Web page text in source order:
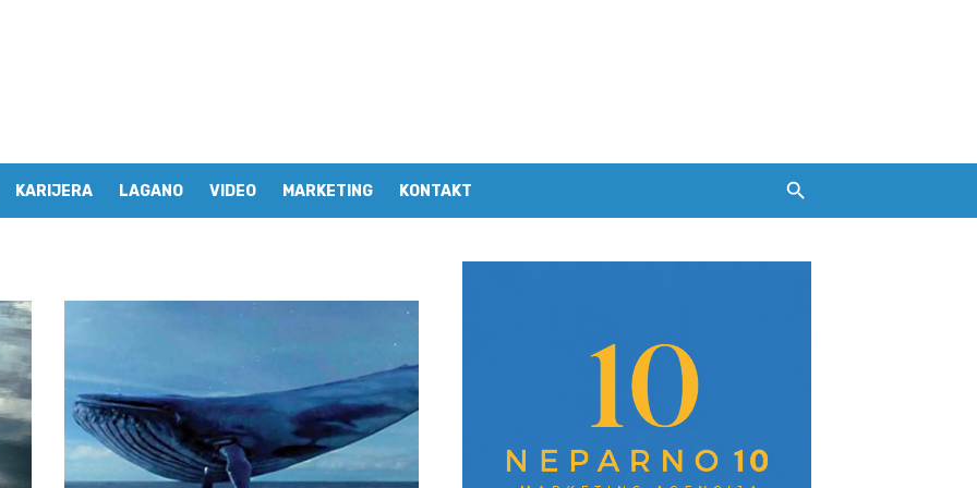
KARIJERA LAGANO VIDEO MARKETING KONTAKT